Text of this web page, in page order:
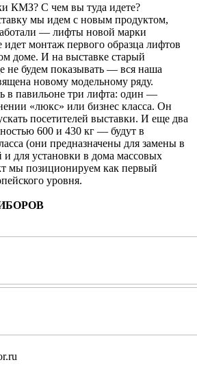
КМЗ? С чем вы туда идете?
мы идем с новым продуктом,
— лифты новой марки
монтаж первого образца лифтов
доме. И на выставке старый
не будем показывать — вся наша
новому модельному ряду.
в павильоне три лифта: один —
«люкс» или бизнес класса. Он
посетителей выставки. И еще два
600 и 430 кг — будут в
(они предназначены для замены в
и для установки в дома массовых
мы позиционируем как первый
уровня.